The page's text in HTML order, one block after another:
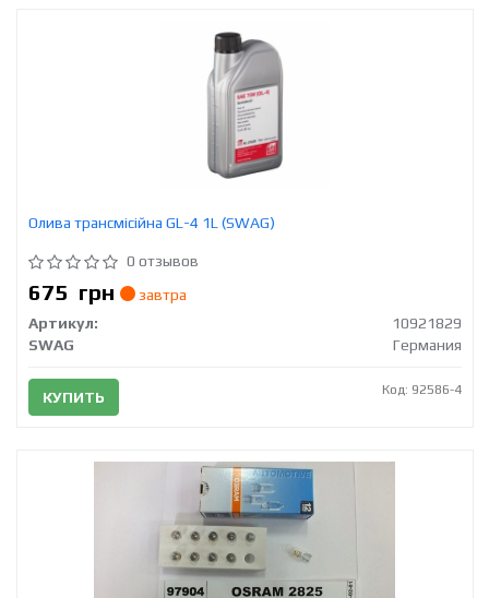
Олива трансмісійна GL-4 1L (SWAG)
0 отзывов
675 грн
завтра
Артикул:
10921829
SWAG
Германия
КУПИТЬ Код: 92586-4